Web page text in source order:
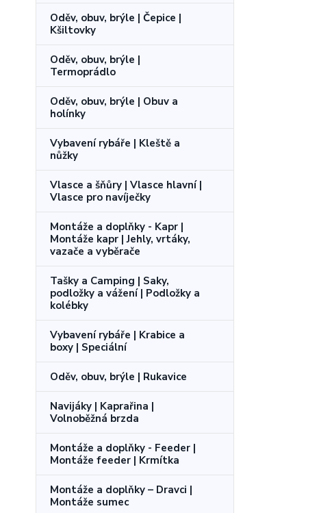
Oděv, obuv, brýle | Čepice |
Kšiltovky
Oděv, obuv, brýle |
Termoprádlo
Oděv, obuv, brýle | Obuv a
holínky
Vybavení rybáře | Kleště a
nůžky
Vlasce a šňůry | Vlasce hlavní |
Vlasce pro navíječky
Montáže a doplňky - Kapr |
Montáže kapr | Jehly, vrtáky,
vazače a vyběrače
Tašky a Camping | Saky,
podložky a vážení | Podložky a
kolébky
Vybavení rybáře | Krabice a
boxy | Speciální
Oděv, obuv, brýle | Rukavice
Navijáky | Kaprařina |
Volnoběžná brzda
Montáže a doplňky - Feeder |
Montáže feeder | Krmítka
Montáže a doplňky – Dravci |
Montáže sumec